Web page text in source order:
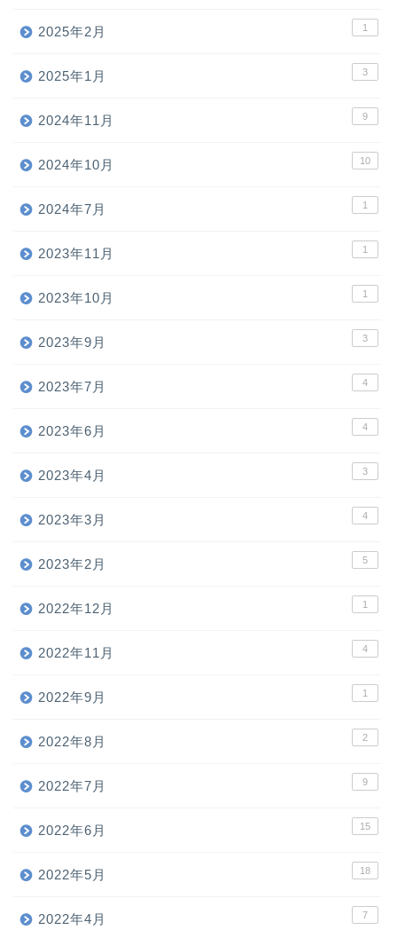
2025年2月 1
2025年1月 3
2024年11月 9
2024年10月 10
2024年7月 1
2023年11月 1
2023年10月 1
2023年9月 3
2023年7月 4
2023年6月 4
2023年4月 3
2023年3月 4
2023年2月 5
2022年12月 1
2022年11月 4
2022年9月 1
2022年8月 2
2022年7月 9
2022年6月 15
2022年5月 18
2022年4月 7